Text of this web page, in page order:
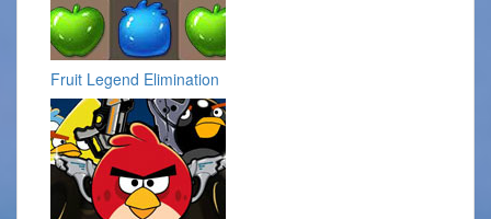
Fruit Legend Elimination